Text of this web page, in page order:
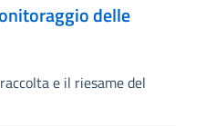
delle
e il riesame del